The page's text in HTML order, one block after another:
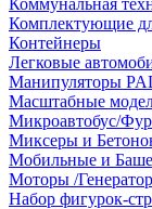
Коммунальная
Комплектующие
Контейнеры
Легковые
Манипуляторы
Масштабные
Микроавтобус/
Миксеры и
Мобильные и
Моторы /
Набор фигурок-